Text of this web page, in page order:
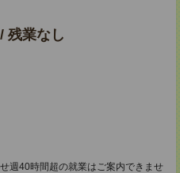
残業なし
週40時間超の就業はご案内できませ